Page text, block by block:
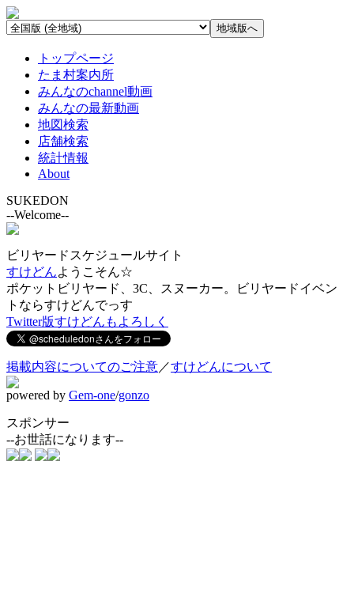
トップページ
たま村案内所
みんなのchannel動画
みんなの最新動画
地図検索
店舗検索
統計情報
About
SUKEDON
--Welcome--
ビリヤードスケジュールサイト
すけどんようこそん☆
ポケットビリヤード、3C、スヌーカー。ビリヤードイベン
トならすけどんでっす
Twitter版すけどんもよろしく
掲載内容についてのご注意／すけどんについて
powered by Gem-one/gonzo
スポンサー
--お世話になります--